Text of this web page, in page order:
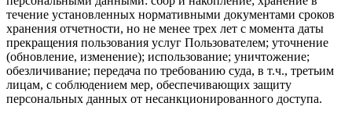
течение установленных нормативными документами сроков
хранения отчетности, но не менее трех лет с момента даты
прекращения пользования услуг Пользователем; уточнение
(обновление, изменение); использование; уничтожение;
обезличивание; передача по требованию суда, в т.ч., третьим
лицам, с соблюдением мер, обеспечивающих защиту
персональных данных от несанкционированного доступа.